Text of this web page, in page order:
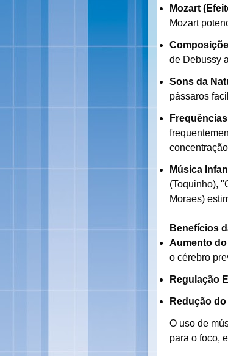
Mozart
Mozart
de Debussy
Sons da
pássaros
Música
(Toquinho),
Moraes)
Benefícios
Aumento do
o cérebro
Regulação
Redução
O uso de
para o foco,